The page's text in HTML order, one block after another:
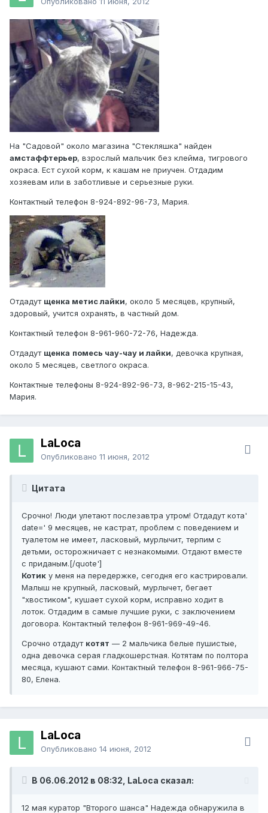
На "Садовой" около магазина "Стекляшка" найден
амстаффтерьер, взрослый мальчик без клейма, тигрового
окраса. Ест сухой корм, к кашам не приучен. Отдадим
хозяевам или в заботливые и серьезные руки.
Контактный телефон 8-924-892-96-73, Мария.
Отдадут щенка метис лайки, около 5 месяцев, крупный,
здоровый, учится охранять, в частный дом.
Контактный телефон 8-961-960-72-76, Надежда.
Отдадут щенка помесь чау-чау и лайки, девочка крупная,
около 5 месяцев, светлого окраса.
Контактные телефоны 8-924-892-96-73, 8-962-215-15-43,
Мария.
LaLoca
Опубликовано 11 июня, 2012
Цитата
Срочно! Люди улетают послезавтра утром! Отдадут кота'
date=' 9 месяцев, не кастрат, проблем с поведением и
туалетом не имеет, ласковый, мурлычит, терпим с
детьми, осторожничает с незнакомыми. Отдают вместе
с приданым.[/quote']
Котик у меня на передержке, сегодня его кастрировали.
Малыш не крупный, ласковый, мурлычет, бегает
"хвостиком", кушает сухой корм, исправно ходит в
лоток. Отдадим в самые лучшие руки, с заключением
договора. Контактный телефон 8-961-969-49-46.
Срочно отдадут котят — 2 мальчика белые пушистые,
одна девочка серая гладкошерстная. Котятам по полтора
месяца, кушают сами. Контактный телефон 8-961-966-75-
80, Елена.
LaLoca
Опубликовано 14 июня, 2012
В 06.06.2012 в 08:32, LaLoca сказал:
12 мая куратор "Второго шанса" Надежда обнаружила в